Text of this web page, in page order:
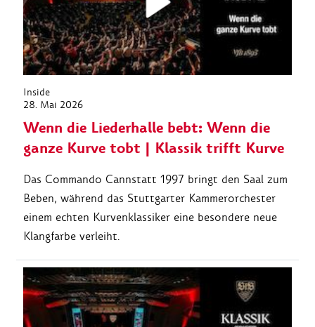
Inside
28. Mai 2026
Wenn die Liederhalle bebt: Wenn die
ganze Kurve tobt | Klassik trifft Kurve
Das Commando Cannstatt 1997 bringt den Saal zum
Beben, während das Stuttgarter Kammerorchester
einem echten Kurvenklassiker eine besondere neue
Klangfarbe verleiht.